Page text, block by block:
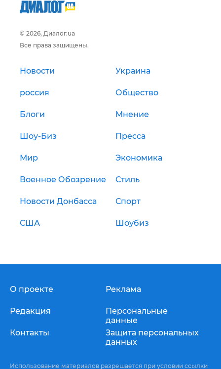
© 2026, Диалог.ua
Все права защищены.
Новости Украина
россия Общество
Блоги Мнение
Шоу-Биз Пресса
Мир Экономика
Военное Обозрение Стиль
Новости Донбасса Спорт
США Шоубиз
О проекте
Редакция
Контакты
Реклама
Персональные
данные
Защита персональных
данных
Использование материалов разрешается при условии ссылки